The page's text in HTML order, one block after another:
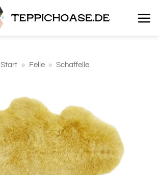
Start » Felle » Schaffelle